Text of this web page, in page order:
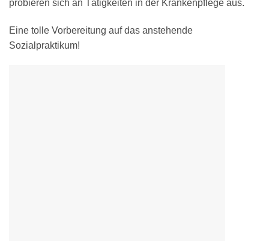
probieren sich an Tätigkeiten in der Krankenpflege aus.
Eine tolle Vorbereitung auf das anstehende
Sozialpraktikum!